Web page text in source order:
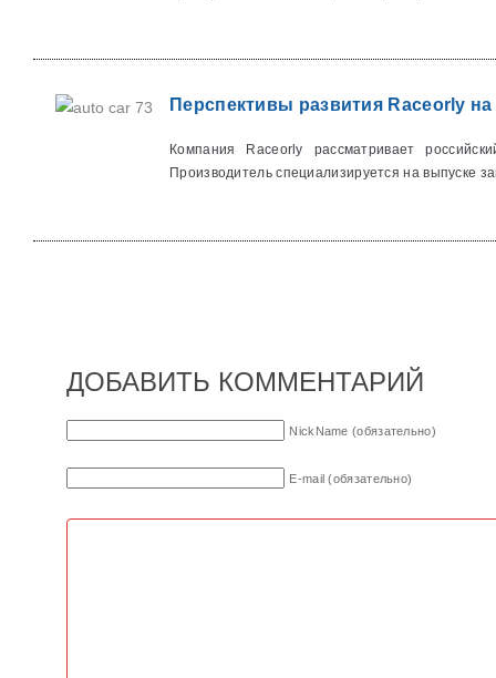
Перспективы развития Raceorly
Компания Raceorly рассматривает
Производитель специализируется на выпуске
ДОБАВИТЬ КОММЕНТАРИЙ
NickName (обязательно)
E-mail (обязательно)